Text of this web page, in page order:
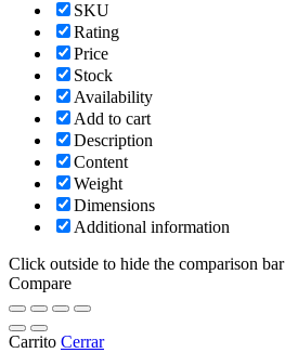
SKU
Rating
Price
Stock
Availability
Add to cart
Description
Content
Weight
Dimensions
Additional information
Click outside to hide the comparison bar
Compare
Carrito Cerrar